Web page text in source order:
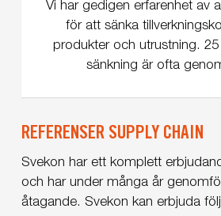
Vi har gedigen erfarenhet av
för att sänka
produkter och utrustning.
sänkning är ofta
REFERENSER SUPPLY CHAIN
Svekon har ett komplett
och har under många år
åtagande. Svekon kan erbjuda